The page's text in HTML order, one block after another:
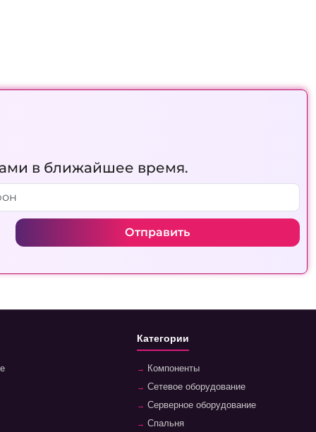
в ближайшее время.
Отправить
Категории
Компоненты
Сетевое оборудование
Серверное оборудование
Спальня